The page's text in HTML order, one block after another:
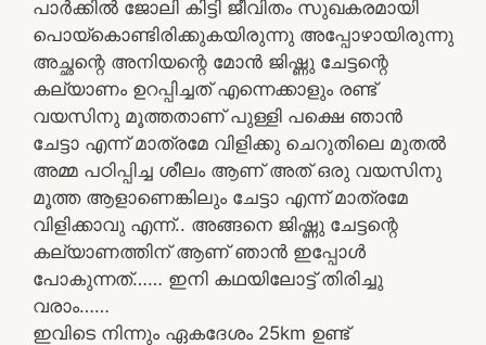
പാർക്കിൽ ജോലി കിട്ടി ജീവിതം സുഖകരമായി
പൊയ്‌കൊണ്ടിരിക്കുകയിരുന്നു അപ്പോഴായിരുന്നു
അച്ഛന്റെ അനിയന്റെ മോൻ ജിഷ്ണു ചേട്ടന്റെ
കല്യാണം ഉറപ്പിച്ചത് എന്നെക്കാളും രണ്ട്
വയസിനു മൂത്തതാണ് പുള്ളി പക്ഷെ ഞാൻ
ചേട്ടാ എന്ന് മാത്രമേ വിളിക്കു ചെറുതിലെ മുതൽ
അമ്മ പഠിപ്പിച്ച ശീലം ആണ് അത് ഒരു വയസിനു
മൂത്ത ആളാണെങ്കിലും ചേട്ടാ എന്ന് മാത്രമേ
വിളിക്കാവു എന്ന്.. അങ്ങനെ ജിഷ്ണു ചേട്ടന്റെ
കല്യാണത്തിന് ആണ് ഞാൻ ഇപ്പോൾ
പോകുന്നത്…… ഇനി കഥയിലോട്ട് തിരിച്ചു
വരാം……
ഇവിടെ നിന്നും ഏകദേശം 25km ഉണ്ട്